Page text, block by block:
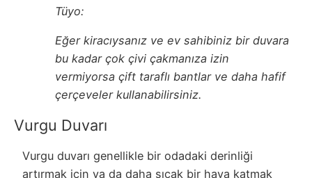
Tüyo:
Eğer kiracıysanız ve ev sahibiniz bir duvara
bu kadar çok çivi çakmanıza izin
vermiyorsa çift taraflı bantlar ve daha hafif
çerçeveler kullanabilirsiniz.
Vurgu Duvarı
Vurgu duvarı genellikle bir odadaki derinliği
artırmak için ya da daha sıcak bir hava katmak